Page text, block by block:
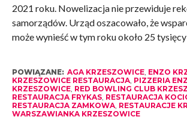
2021 roku. Nowelizacja nie przewiduje
samorządów. Urząd oszacowało, że
może wynieść w tym roku około 25
POWIĄZANE: AGA KRZESZOWICE, ENZO
KRZESZOWICE RESTAURACJA, PIZZERIA
KRZESZOWICE, RED BOWLING CLUB
RESTAURACJA FRYKAS, RESTAURACJA
RESTAURACJA ZAMKOWA, RESTAURACJE
WARSZAWIANKA KRZESZOWICE